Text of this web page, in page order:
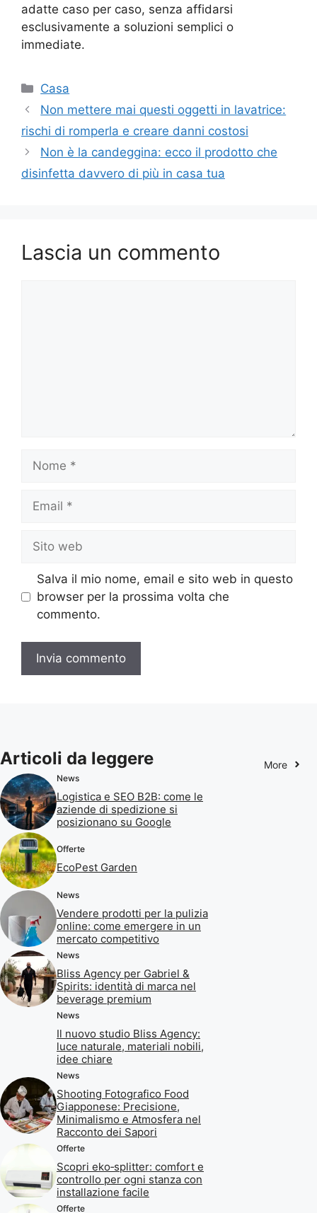
adatte caso per caso, senza affidarsi
esclusivamente a soluzioni semplici o
immediate.
Categorie
Casa
Non mettere mai questi oggetti in lavatrice:
rischi di romperla e creare danni costosi
Non è la candeggina: ecco il prodotto che
disinfetta davvero di più in casa tua
Lascia un commento
Nome
Email
Sito
web
Salva il mio nome, email e sito web in questo
browser per la prossima volta che
commento.
Articoli da leggere More
News
Logistica e SEO B2B: come le
aziende di spedizione si
posizionano su Google
Offerte
EcoPest Garden
News
Vendere prodotti per la pulizia
online: come emergere in un
mercato competitivo
News
Bliss Agency per Gabriel &
Spirits: identità di marca nel
beverage premium
News
Il nuovo studio Bliss Agency:
luce naturale, materiali nobili,
idee chiare
News
Shooting Fotografico Food
Giapponese: Precisione,
Minimalismo e Atmosfera nel
Racconto dei Sapori
Offerte
Scopri eko‑splitter: comfort e
controllo per ogni stanza con
installazione facile
Offerte